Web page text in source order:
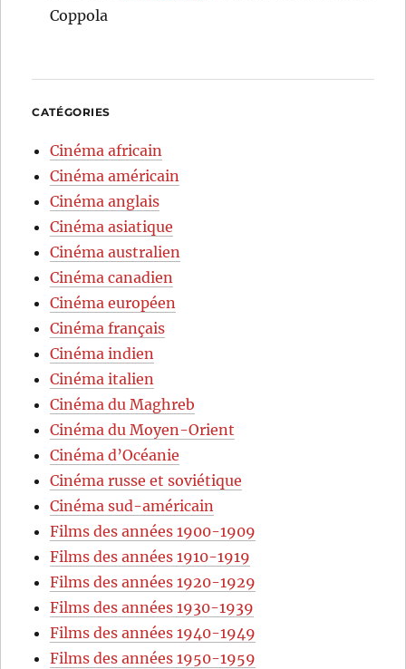
Coppola
CATÉGORIES
Cinéma africain
Cinéma américain
Cinéma anglais
Cinéma asiatique
Cinéma australien
Cinéma canadien
Cinéma européen
Cinéma français
Cinéma indien
Cinéma italien
Cinéma du Maghreb
Cinéma du Moyen-Orient
Cinéma d’Océanie
Cinéma russe et soviétique
Cinéma sud-américain
Films des années 1900-1909
Films des années 1910-1919
Films des années 1920-1929
Films des années 1930-1939
Films des années 1940-1949
Films des années 1950-1959